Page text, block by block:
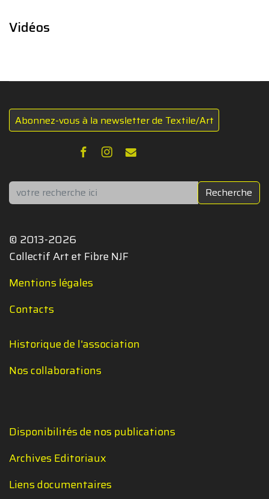
Vidéos
Abonnez-vous à la newsletter de Textile/Art
Rechercher Recherche
© 2013-2026
Collectif Art et Fibre NJF
Mentions légales
Contacts
Historique de l'association
Nos collaborations
Disponibilités de nos publications
Archives Editoriaux
Liens documentaires